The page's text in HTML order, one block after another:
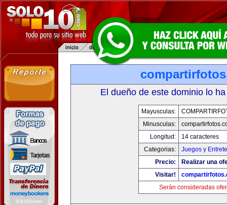
El dueño de este dominio lo
Mayusculas:
Minusculas:
Longitud:
14 caracteres
Categorias:
Juegos y
Precio:
Realizar una
Visitar!
Serán consideradas